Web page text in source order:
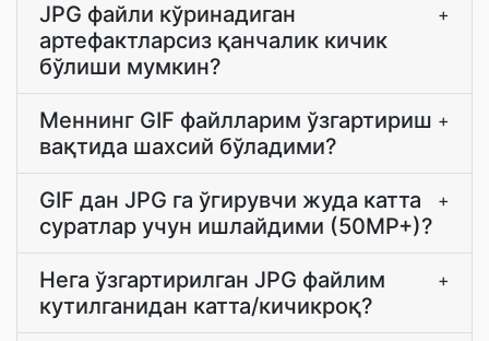
JPG файли кўринадиган
артефактларсиз қанчалик кичик
бўлиши мумкин?
+
Меннинг GIF файлларим ўзгартириш
вақтида шахсий бўладими?
+
GIF дан JPG га ўгирувчи жуда катта
суратлар учун ишлайдими (50MP+)?
+
Нега ўзгартирилган JPG файлим
кутилганидан катта/кичикроқ?
+